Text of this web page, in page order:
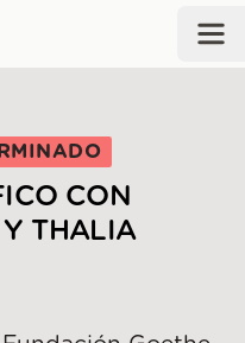
PRINCIPAL
CON
THALIA